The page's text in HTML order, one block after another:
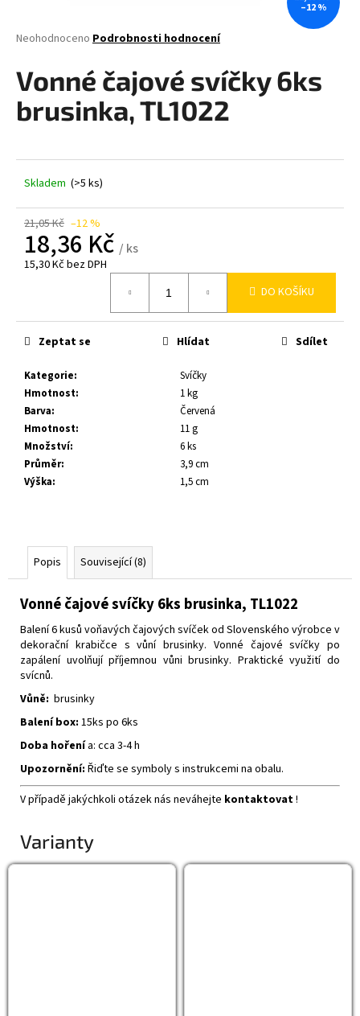
Průměrné
produktu
je
0,0
Neohodnoceno Podrobnosti hodnocení
Vonné čajové svíčky 6ks
brusinka, TL1022
Skladem (>5 ks)
21,05 Kč –12 %
18,36 Kč / ks
15,30 Kč bez DPH
DO KOŠÍKU
Kategorie:
Svíčky
Hmotnost:
1 kg
Barva:
Červená
Hmotnost:
11 g
Množství:
6 ks
Průměr:
3,9 cm
Výška: 1,5 cm
Zeptat se Hlídat Sdílet
–12 %
Popis Související (8)
Vonné čajové svíčky 6ks brusinka, TL1022
Balení 6 kusů voňavých čajových svíček od Slovenského výrobce v
dekorační krabičce s vůní brusinky. Vonné čajové svíčky po
zapálení uvolňují příjemnou vůni brusinky. Praktické využití do
svícnů.
Vůně: brusinky
Balení box: 15ks po 6ks
Doba hořenía: cca 3-4 h
Upozornění: Řiďte se symboly s instrukcemi na obalu.
V případě jakýchkoli otázek nás neváhejte kontaktovat!
Varianty
j
t
?
D
o
r
u
u
m